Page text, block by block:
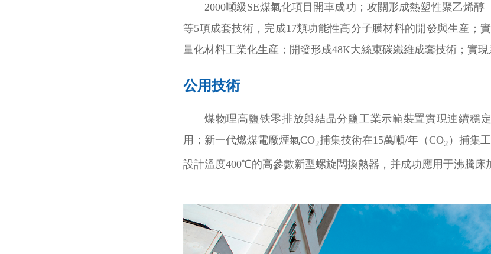
2000噸級SE煤氣化項目開車成功；攻關形成熱塑性聚乙烯
等5項成套技術，完成17類功能性高分子膜材料的開發與生産；
量化材料工業化生産；開發形成48K大絲束碳纖維成套技術；實現
公用技術
煤物理高鹽铁零排放與結晶分鹽工業示範裝置實現連續穩
用；新一代燃煤電廠煙氣CO2捕集技術在15萬噸/年（CO2 ）捕集
設計溫度400℃的高參數新型螺旋闆換熱器，并成功應用于沸騰床